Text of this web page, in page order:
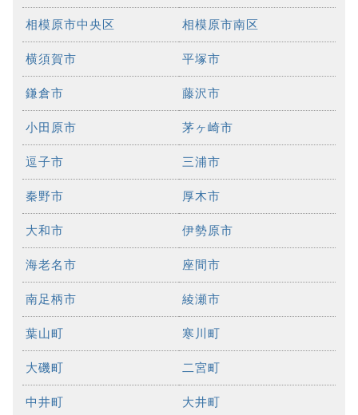
相模原市中央区 相模原市南区
横須賀市 平塚市
鎌倉市 藤沢市
小田原市 茅ヶ崎市
逗子市 三浦市
秦野市 厚木市
大和市 伊勢原市
海老名市 座間市
南足柄市 綾瀬市
葉山町 寒川町
大磯町 二宮町
中井町 大井町